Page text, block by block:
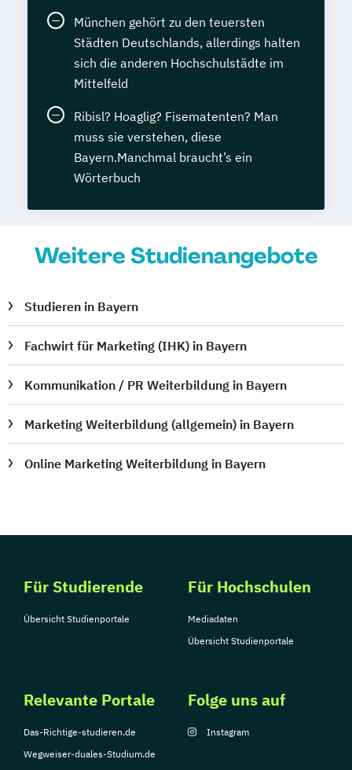
München gehört zu den teuersten
Städten Deutschlands, allerdings halten
sich die anderen Hochschulstädte im
Mittelfeld
Ribisl? Hoaglig? Fisematenten? Man
muss sie verstehen, diese
Bayern.Manchmal braucht’s ein
Wörterbuch
Weitere Studienangebote
Studieren in Bayern
Fachwirt für Marketing (IHK) in Bayern
Kommunikation / PR Weiterbildung in Bayern
Marketing Weiterbildung (allgemein) in Bayern
Online Marketing Weiterbildung in Bayern
Für Studierende
Übersicht Studienportale
Für Hochschulen
Mediadaten
Übersicht Studienportale
Relevante Portale
Das-Richtige-studieren.de
Wegweiser-duales-Studium.de
Folge uns auf
Instagram